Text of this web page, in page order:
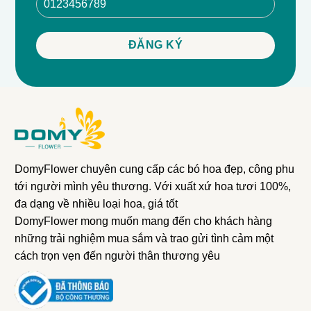
💕 Kỷ niệm ngày yêu, ngày cưới.
🎉 Các dịp lễ đặc biệt như Valentine, Quốc tế Phụ nữ
💌 Gửi lời cảm ơn và những thông điệp yêu thương.
DomyFlower chuyên cung cấp các bó hoa đẹp, công phu
tới người mình yêu thương. Với xuất xứ hoa tươi 100%,
đa dạng về nhiều loại hoa, giá tốt
DomyFlower mong muốn mang đến cho khách hàng
những trải nghiệm mua sắm và trao gửi tình cảm một
cách trọn vẹn đến người thân thương yêu